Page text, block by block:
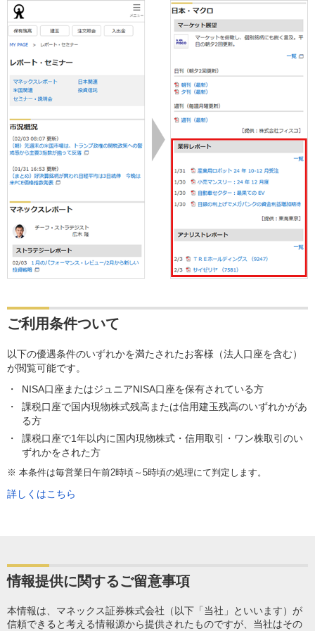
ご利用条件ついて
以下の優遇条件のいずれかを満たされたお客様（法人口座を含む）
が閲覧可能です。
NISA口座またはジュニアNISA口座を保有されている方
課税口座で国内現物株式残高または信用建玉残高のいずれかがあ
る方
課税口座で1年以内に国内現物株式・信用取引・ワン株取引のい
ずれかをされた方
※ 本条件は毎営業日午前2時頃～5時頃の処理にて判定します。
詳しくはこちら
情報提供に関するご留意事項
本情報は、マネックス証券株式会社（以下「当社」といいます）が
信頼できると考える情報源から提供されたものですが、当社はその